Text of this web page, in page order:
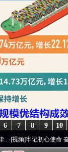
10
9
8
7
6
初心使命 奋进复兴征程